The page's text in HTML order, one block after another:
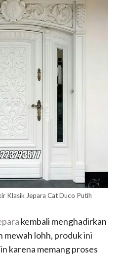
Klasik Jepara Cat Duco Putih
kembali menghadirkan
mewah lohh, produk ini
karena memang proses